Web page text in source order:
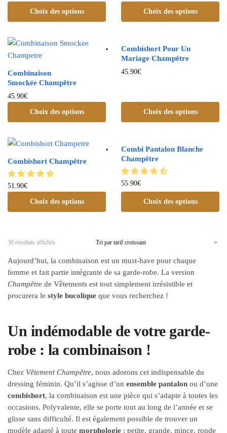
Choix des options Choix des options
Combinaison
Smockée Champêtre
45.90€
Choix des options
Combishort Pour Un
Mariage Champêtre
45.90€
Choix des options
Combishort Champêtre
51.90€
Choix des options
Combi Pantalon Blanche
Champêtre
55.90€
Choix des options
30 résultats affichés
Aujourd’hui, la combinaison est un must-have pour chaque
femme et fait partie intégrante de sa garde-robe. La version
Champêtre de Vêtements est tout simplement irrésistible et
procurera le style bucolique que vous recherchez !
Un indémodable de votre garde-
robe : la combinaison !
Chez Vêtement Champêtre, nous adorons cet indispensable du
dressing féminin. Qu’il s’agisse d’un ensemble pantalon ou d’une
combishort, la combinaison est une pièce qui s’adapte à toutes les
occasions. Polyvalente, elle se porte tout au long de l’année et se
glisse sans difficulté. Il est également possible de trouver un
modèle adapté à toute morphologie : petite, grande, mince, ronde